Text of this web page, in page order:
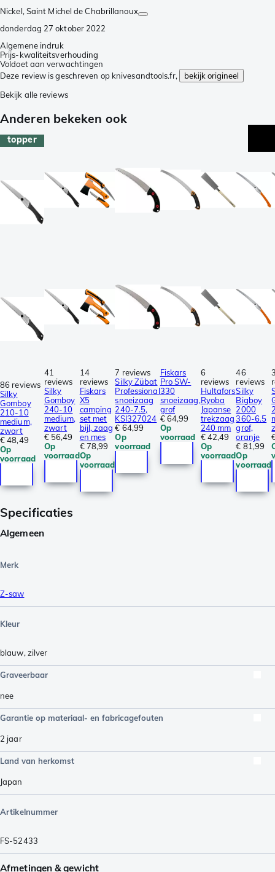
Nickel, Saint Michel de Chabrillanoux
donderdag 27 oktober 2022
Algemene indruk
Prijs-kwaliteitsverhouding
Voldoet aan verwachtingen
Deze review is geschreven op knivesandtools.fr,
bekijk origineel
Bekijk alle reviews
Anderen bekeken ook
topper
86 reviews
Silky
Gomboy
210-10
medium,
zwart
€ 48,49
Op
voorraad
41
reviews
Silky
Gomboy
240-10
medium,
zwart
€ 56,49
Op
voorraad
14
reviews
Fiskars
X5
camping
set met
bijl, zaag
en mes
€ 78,99
Op
voorraad
7 reviews
Silky Zübat
Professional
snoeizaag
240-7.5,
KSI327024
€ 64,99
Op
voorraad
Fiskars
Pro SW-
330
snoeizaag,
grof
€ 64,99
Op
voorraad
6
reviews
Hultafors
Ryoba
Japanse
trekzaag
240 mm
€ 42,49
Op
voorraad
46
reviews
Silky
Bigboy
2000
360-6.5
grof,
oranje
€ 81,99
Op
voorraad
Specificaties
Algemeen
Merk
Z-saw
Kleur
blauw, zilver
Graveerbaar
nee
Garantie op materiaal- en fabricagefouten
2 jaar
Land van herkomst
Japan
Artikelnummer
FS-52433
Afmetingen & gewicht